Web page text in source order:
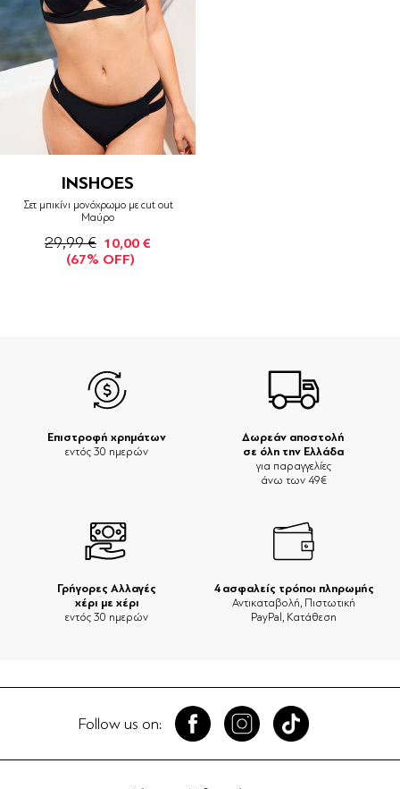
INSHOES
Σετ μπικίνι μονόχρωμο με cut out
Μαύρο
29,99 € 10,00 €
(67% OFF)
Δωρεάν αποστολή
σε όλη την Ελλάδα
για παραγγελίες
άνω των 49€
Επιστροφή χρημάτων
εντός 30 ημερών
Γρήγορες Αλλαγές
χέρι με χέρι
εντός 30 ημερών
4 ασφαλείς τρόποι πληρωμής
Αντικαταβολή, Πιστωτική
PayPal, Κατάθεση
Follow us on: